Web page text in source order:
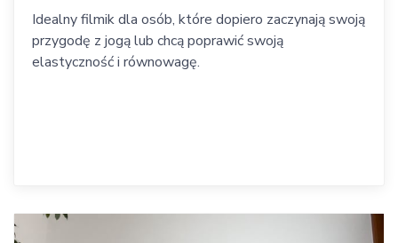
Idealny filmik dla osób, które dopiero zaczynają swoją
przygodę z jogą lub chcą poprawić swoją
elastyczność i równowagę.